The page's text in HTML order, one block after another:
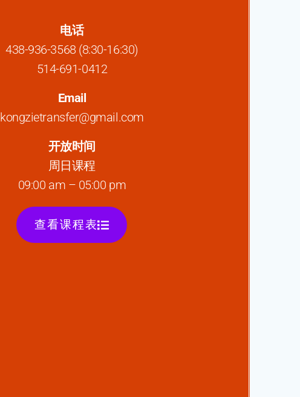
电话
438-936-3568 (8:30-16:30)
514-691-0412
Email
kongzietransfer@gmail.com
开放时间
周日课程
09:00 am – 05:00 pm
查看课程表